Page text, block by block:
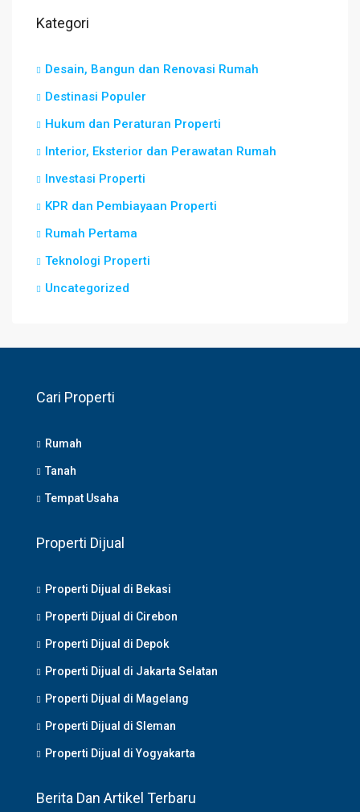
Kategori
Desain, Bangun dan Renovasi Rumah
Destinasi Populer
Hukum dan Peraturan Properti
Interior, Eksterior dan Perawatan Rumah
Investasi Properti
KPR dan Pembiayaan Properti
Rumah Pertama
Teknologi Properti
Uncategorized
Cari Properti
Rumah
Tanah
Tempat Usaha
Properti Dijual
Properti Dijual di Bekasi
Properti Dijual di Cirebon
Properti Dijual di Depok
Properti Dijual di Jakarta Selatan
Properti Dijual di Magelang
Properti Dijual di Sleman
Properti Dijual di Yogyakarta
Berita Dan Artikel Terbaru